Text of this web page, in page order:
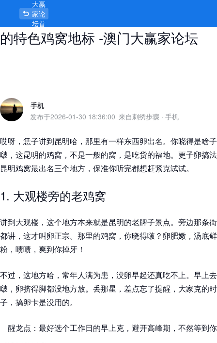
昆明鸡窝最出名三个地方，打卡必去
的特色鸡窝地标 -澳门大赢家论坛
大赢
家论
坛首
页
手机
发布于2026-01-30 18:36:00 来自刺绣步骤 · 手机
哎呀，恁子讲到昆明哈，那里有一样东西卵出名。你晓得是啥
啵，这昆明的鸡窝，不是一般的窝，是吃货的福地。更子卵搞
昆明鸡窝最出名三个地方，保准你听完都想赶紧克试试。
1. 大观楼旁的老鸡窝
讲到大观楼，这个地方本来就是昆明的老牌子景点。旁边那条
都讲，这才叫卵正宗。那里的鸡窝，你晓得啵？卵肥嫩，汤底
粉，啧啧，爽到你掉牙！
不过，这地方哈，常年人满为患，没卵早起还真吃不上。早上
啵，卵挤得脚都没地方放。丢那星，差点忘了提醒，大家克的
子，搞卵卡是没用的。
醒龙点：最好选个工作日的早上克，避开高峰期，不然等到